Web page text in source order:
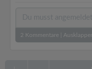
2 Kommentare